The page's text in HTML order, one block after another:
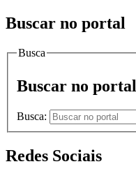
Buscar no portal
Busca
Buscar no portal
Busca:
Redes Sociais